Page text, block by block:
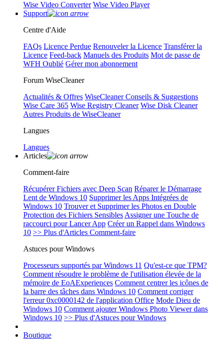
Wise Video Converter Wise Video Player
Support
Centre d'Aide
FAQs Licence Perdue Renouveler la Licence Transférer la
Licence Feed-back Manuels des Produits Mot de passe de
WFH Oublié Gérer mon abonnement
Forum WiseCleaner
Actualités & Offres WiseCleaner Conseils & Suggestions
Wise Care 365 Wise Registry Cleaner Wise Disk Cleaner
Autres Produits de WiseCleaner
Langues
Langues
Articles
Comment-faire
Récupérer Fichiers avec Deep Scan Réparer le Démarrage
Lent de Windows 10 Supprimer les Apps Intégrées de
Windows 10 Trouver et Supprimer les Photos en Double
Protection des Fichiers Sensibles Assigner une Touche de
raccourci pour Lancer App Créer un Rappel dans Windows
10 >> Plus d'Articles Comment-faire
Astuces pour Windows
Processeurs supportés par Windows 11 Qu'est-ce que TPM?
Comment résoudre le problème de l'utilisation élevée de la
mémoire de EoAExperiences Comment centrer les icônes de
la barre des tâches dans Windows 10 Comment corriger
l'erreur 0xc0000142 de l'application Office Mode Dieu de
Windows 10 Comment ajouter Windows Photo Viewer dans
Windows 10 >> Plus d'Astuces pour Windows
Boutique